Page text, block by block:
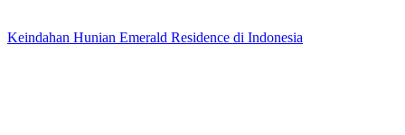
Keindahan Hunian Emerald Residence di Indonesia